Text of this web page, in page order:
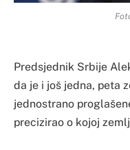
Predsjednik Srbije
da je i još jedna, peta
jednostrano
precizirao o kojoj